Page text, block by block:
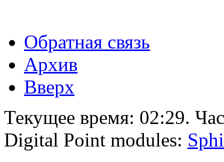
Обратная связь
Архив
Вверх
Текущее время: 02:29.
Digital Point modules: